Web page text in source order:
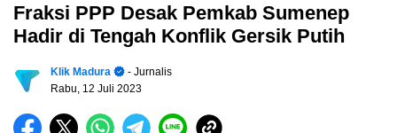
Fraksi PPP Desak Pemkab Sumenep
Hadir di Tengah Konflik Gersik Putih
Klik Madura
- Jurnalis
Rabu, 12 Juli 2023